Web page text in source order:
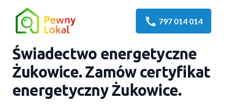
call 797 014 014
Świadectwo energetyczne
Żukowice. Zamów certyfikat
energetyczny Żukowice.